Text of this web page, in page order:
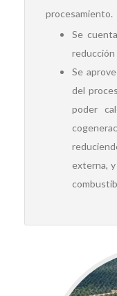
procesamiento.
Se
reducción
Se
del
poder
externa,